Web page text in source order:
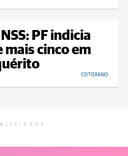
PF indicia
cinco em
COTIDIANO